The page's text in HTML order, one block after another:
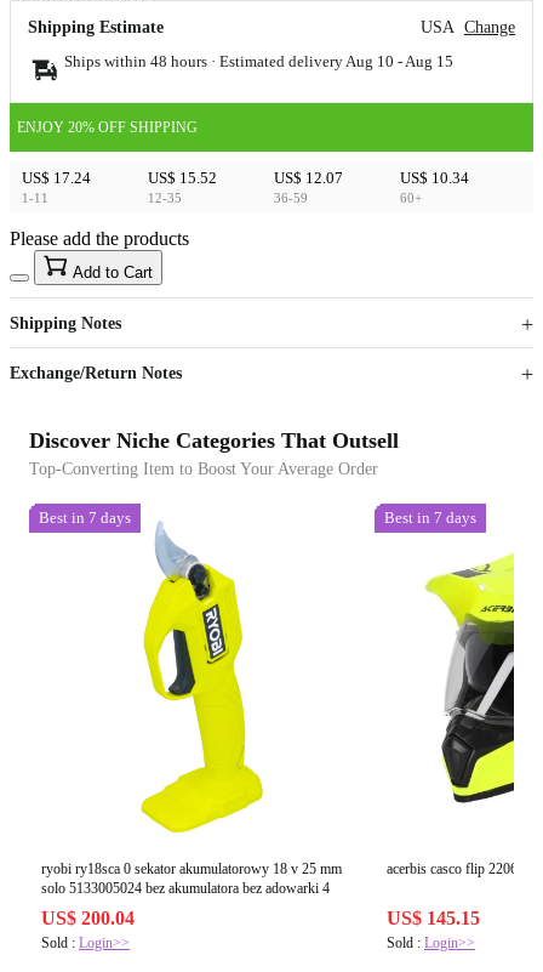
Shipping Estimate USA Change
Ships within 48 hours · Estimated deliveryAug 10 -Aug 15
ENJOY 20% OFF SHIPPING
US$ 17.24
1-11
US$ 15.52
12-35
US$ 12.07
36-59
US$ 10.34
60+
US$40
Sign up to your membership to get coupons up to
15%
Opportunity to enjoy order discount up to 15% off
Please add the products
Add to Cart
Shipping Notes
Exchange/Return Notes
Discover Niche Categories That Outsell
Top-Converting Item to Boost Your Average Order
Best in 7 days
ryobi ry18sca 0 sekator akumulatorowy 18 v 25 mm
solo 5133005024 bez akumulatora bez adowarki 4
US$ 200.04
Sold : Login>>
Best in 7 days
acerbis casco flip 2206
US$ 145.15
Sold :Login>>